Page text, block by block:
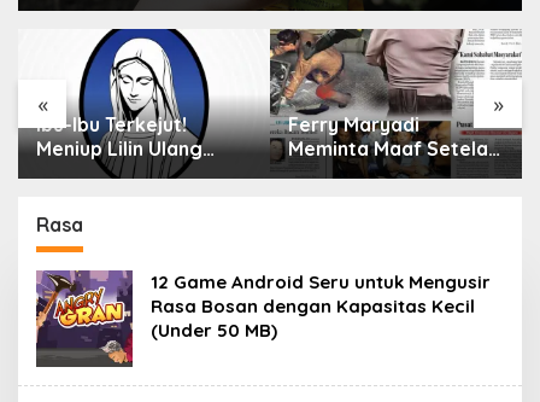
« »
Ibu-Ibu Terkejut!
Meniup Lilin Ulang
Tahun Bisa Berbahaya
Ferry Maryadi
Meminta Maaf Setelah
Menyimpan Rahasia
Rasa
12 Game Android Seru untuk Mengusir
Rasa Bosan dengan Kapasitas Kecil
(Under 50 MB)